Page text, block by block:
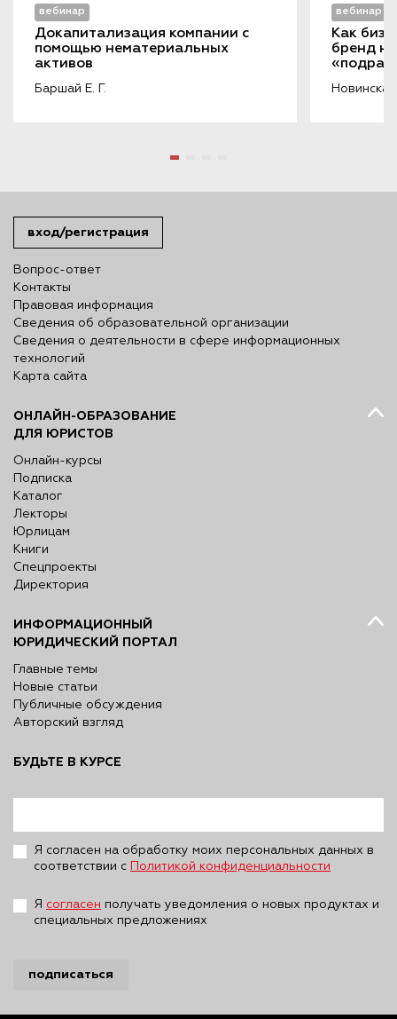
вебинар
Докапитализация компании с
помощью нематериальных
активов
Баршай Е. Г.
вебинар
Как
бренд
вход/регистрация
Вопрос-ответ
Контакты
Правовая информация
Сведения об образовательной организации
Сведения о деятельности в сфере информационных
технологий
Карта сайта
ОНЛАЙН-ОБРАЗОВАНИЕ
ДЛЯ ЮРИСТОВ
Онлайн-курсы
Подписка
Каталог
Лекторы
Юрлицам
Книги
Спецпроекты
Директория
ИНФОРМАЦИОННЫЙ
ЮРИДИЧЕСКИЙ ПОРТАЛ
Главные темы
Новые статьи
Публичные обсуждения
Авторский взгляд
БУДЬТЕ В КУРСЕ
Я согласен на обработку моих персональных данных в
соответствии с Политикой конфиденциальности
Я согласен получать уведомления о новых продуктах и
специальных предложениях
подписаться